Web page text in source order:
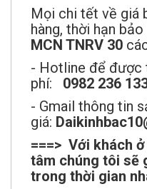
Mọi chi tết về giá
hàng, thời hạn
MCN TNRV 30
- Hotline để được
phí: 0982 236
- Gmail thông tin
giá:
===> Với khách
tâm chúng tôi sẽ
trong thời gian